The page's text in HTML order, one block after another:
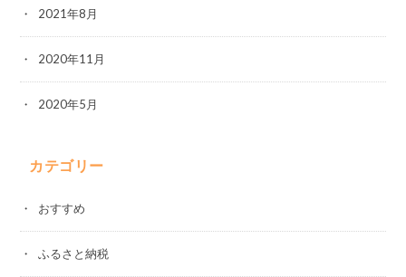
2021年8月
2020年11月
2020年5月
カテゴリー
おすすめ
ふるさと納税